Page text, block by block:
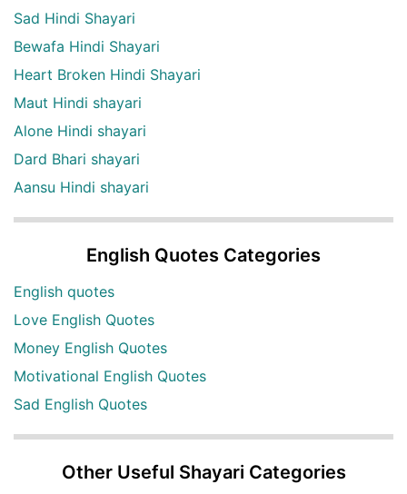
Sad Hindi Shayari
Bewafa Hindi Shayari
Heart Broken Hindi Shayari
Maut Hindi shayari
Alone Hindi shayari
Dard Bhari shayari
Aansu Hindi shayari
English Quotes Categories
English quotes
Love English Quotes
Money English Quotes
Motivational English Quotes
Sad English Quotes
Other Useful Shayari Categories